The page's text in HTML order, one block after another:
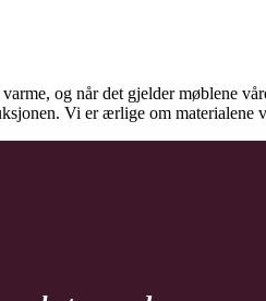
og når det gjelder møblene
Vi er ærlige om